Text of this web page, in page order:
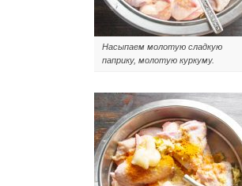
Насыпаем молотую сладкую
паприку, молотую куркуму.